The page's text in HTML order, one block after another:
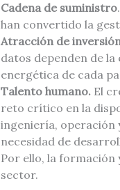
Cadena de suministro
han convertido la
Atracción de
datos dependen de
energética de cada
Talento humano.El
reto crítico en la
ingeniería, operación
necesidad de
Por ello, la formación
sector.